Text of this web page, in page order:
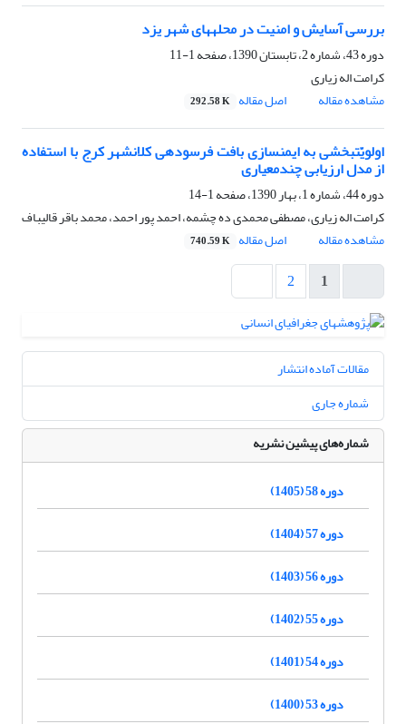
بررسی آسایش و امنیت در محله‎های شهر یزد
دوره 43، شماره 2، تابستان 1390، صفحه
1-11
کرامت اله زیاری
مشاهده مقاله
اصل مقاله 292.58 K
اولویّت‎بخشی به ایمن‎سازی بافت فرسوده‎ی کلان‎شهر کرج با استفاده
از مدل ارزیابی چندمعیاری
دوره 44، شماره 1، بهار 1390، صفحه
1-14
کرامت اله زیاری، مصطفی محمدی ده چشمه، احمد پور احمد، محمد باقر قالیباف
مشاهده مقاله
اصل مقاله 740.59 K
1
2
مقالات آماده انتشار
شماره جاری
شماره‌های پیشین نشریه
دوره 58 (1405)
دوره 57 (1404)
دوره 56 (1403)
دوره 55 (1402)
دوره 54 (1401)
دوره 53 (1400)